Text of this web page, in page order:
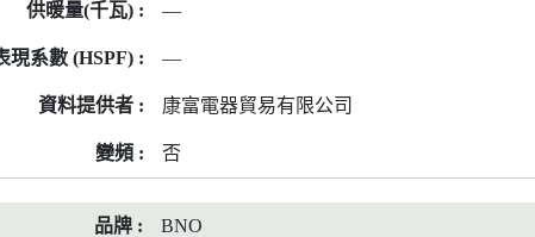
—
—
康富電器貿易有限公司
否
BNO